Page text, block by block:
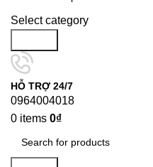
Select category
HỖ TRỢ 24/7
0964004018
0 items 0₫